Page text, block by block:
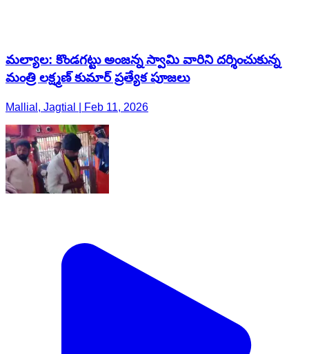
మల్యాల: ‌కొండగట్టు అంజన్న స్వామి వారిని దర్శించుకున్న
మంత్రి లక్ష్మణ్ కుమార్ ప్రత్యేక పూజలు
Mallial, Jagtial | Feb 11, 2026